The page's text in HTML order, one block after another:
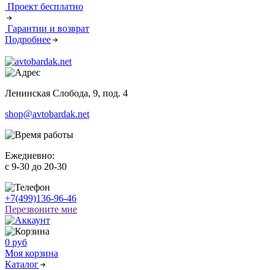
Проект бесплатно
Гарантии и возврат
Подробнее
Ленинская Слобода, 9, под. 4
shop@avtobardak.net
Ежедневно:
c 9-30 до 20-30
+7(499)136-96-46
Перезвоните мне
0 руб
Моя корзина
Каталог